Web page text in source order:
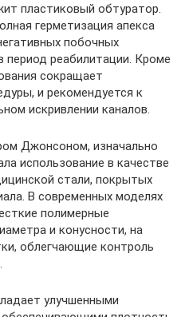
пластиковый обтуратор.
герметизация апекса
побочных
реабилитации. Кроме
сокращает
и рекомендуется к
искривлении каналов.
Джонсоном, изначально
использование в качестве
стали, покрытых
В современных моделях
полимерные
и конусности, на
облегчающие контроль
улучшенными